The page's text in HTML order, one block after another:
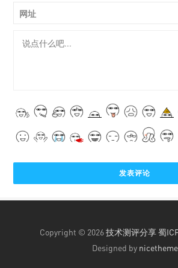
网址
Copyright © 2026技术测评分享 蜀
Designed by nicetheme